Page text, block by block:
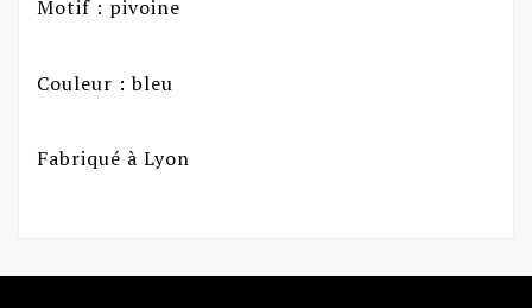
Motif : pivoine
Couleur : bleu
Fabriqué à Lyon